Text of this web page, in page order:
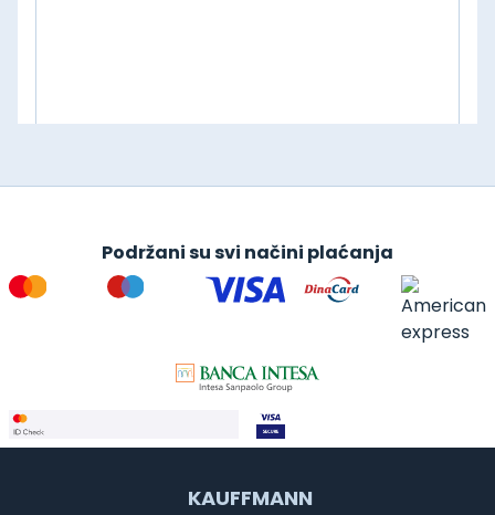
Podržani su svi načini plaćanja
KAUFFMANN